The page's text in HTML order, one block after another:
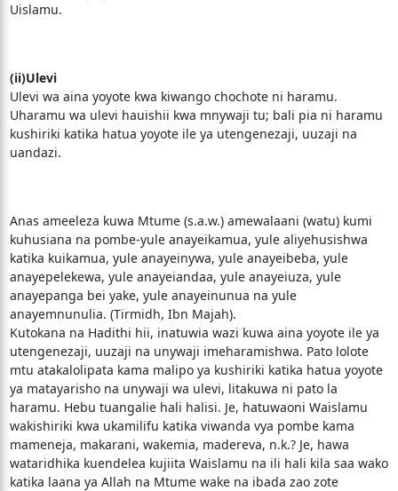
Uislamu.
(ii)Ulevi
Ulevi wa aina yoyote kwa kiwango chochote ni haramu.
Uharamu wa ulevi hauishii kwa mnywaji tu; bali pia ni haramu
kushiriki katika hatua yoyote ile ya utengenezaji, uuzaji na
uandazi.
Anas ameeleza kuwa Mtume (s.a.w.) amewalaani (watu) kumi
kuhusiana na pombe-yule anayeikamua, yule aliyehusishwa
katika kuikamua, yule anayeinywa, yule anayeibeba, yule
anayepelekewa, yule anayeiandaa, yule anayeiuza, yule
anayepanga bei yake, yule anayeinunua na yule
anayemnunulia. (Tirmidh, Ibn Majah).
Kutokana na Hadithi hii, inatuwia wazi kuwa aina yoyote ile ya
utengenezaji, uuzaji na unywaji imeharamishwa. Pato lolote
mtu atakalolipata kama malipo ya kushiriki katika hatua yoyote
ya matayarisho na unywaji wa ulevi, litakuwa ni pato la
haramu. Hebu tuangalie hali halisi. Je, hatuwaoni Waislamu
wakishiriki kwa ukamilifu katika viwanda vya pombe kama
mameneja, makarani, wakemia, madereva, n.k.? Je, hawa
wataridhika kuendelea kujiita Waislamu na ili hali kila saa wako
katika laana ya Allah na Mtume wake na ibada zao zote